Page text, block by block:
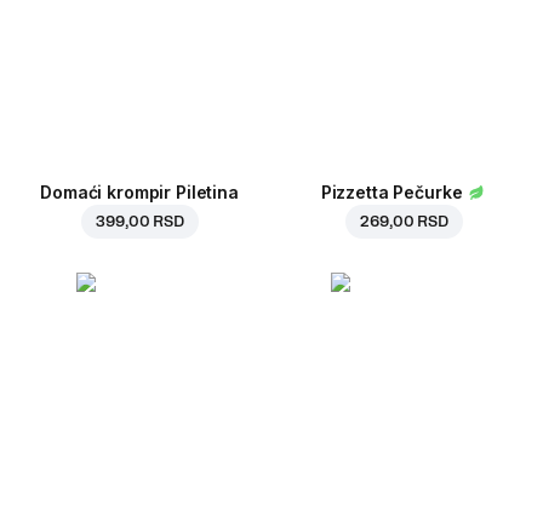
Domaći krompir Piletina
399,00 RSD
Pizzetta Pečurke
269,00 RSD